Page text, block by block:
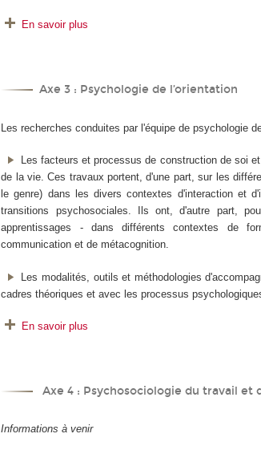
En savoir plus
Axe 3 : Psychologie de l’orientation
Les recherches conduites par l'équipe de psychologie
Les facteurs et processus de construction de soi
de la vie. Ces travaux portent, d'une part, sur les
le genre) dans les divers contextes d'interaction et
transitions psychosociales. Ils ont, d'autre part,
apprentissages - dans différents contextes de
communication et de métacognition.
Les modalités, outils et méthodologies
cadres théoriques et avec les processus
En savoir plus
Axe 4 : Psychosociologie du travail et
Informations à venir